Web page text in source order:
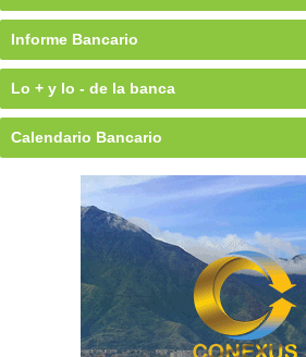
Informe Bancario
Lo + y lo - de la banca
Calendario Bancario